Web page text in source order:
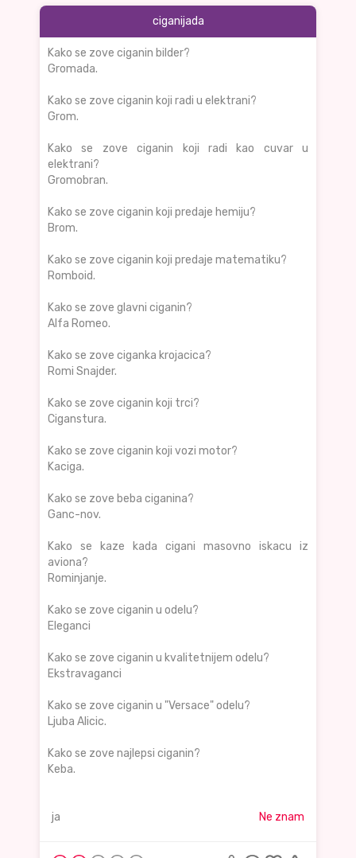
ciganijada
Kako se zove ciganin bilder?
Gromada.
Kako se zove ciganin koji radi u elektrani?
Grom.
Kako se zove ciganin koji radi kao cuvar u
elektrani?
Gromobran.
Kako se zove ciganin koji predaje hemiju?
Brom.
Kako se zove ciganin koji predaje matematiku?
Romboid.
Kako se zove glavni ciganin?
Alfa Romeo.
Kako se zove ciganka krojacica?
Romi Snajder.
Kako se zove ciganin koji trci?
Ciganstura.
Kako se zove ciganin koji vozi motor?
Kaciga.
Kako se zove beba ciganina?
Ganc-nov.
Kako se kaze kada cigani masovno iskacu iz
aviona?
Rominjanje.
Kako se zove ciganin u odelu?
Eleganci
Kako se zove ciganin u kvalitetnijem odelu?
Ekstravaganci
Kako se zove ciganin u "Versace" odelu?
Ljuba Alicic.
Kako se zove najlepsi ciganin?
Keba.
ja Ne znam